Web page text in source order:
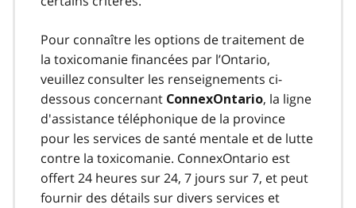
Pour connaître les options de traitement de
la toxicomanie financées par l’Ontario,
veuillez consulter les renseignements ci-
dessous concernant ConnexOntario, la ligne
d'assistance téléphonique de la province
pour les services de santé mentale et de lutte
contre la toxicomanie. ConnexOntario est
offert 24 heures sur 24, 7 jours sur 7, et peut
fournir des détails sur divers services et